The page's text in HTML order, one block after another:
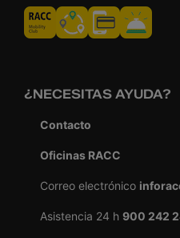
¿NECESITAS AYUDA?
Contacto
Oficinas RACC
Correo electrónico
Asistencia 24 h 900 242